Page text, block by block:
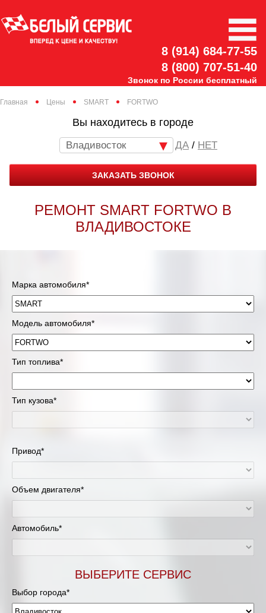
8 (914) 684-77-55
8 (800) 707-51-40
Звонок по России бесплатный
Главная Цены SMART FORTWO
Вы находитесь в городе
Владивосток / НЕТ
ЗАКАЗАТЬ ЗВОНОК
РЕМОНТ SMART FORTWO В
ВЛАДИВОСТОКЕ
Марка автомобиля*
Модель автомобиля*
Тип топлива*
Тип кузова*
Привод*
Объем двигателя*
Автомобиль*
ВЫБЕРИТЕ СЕРВИС
Выбор города*